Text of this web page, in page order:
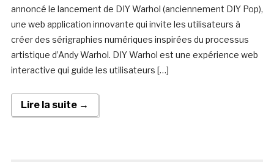
annoncé le lancement de DIY Warhol (anciennement DIY Pop),
une web application innovante qui invite les utilisateurs à
créer des sérigraphies numériques inspirées du processus
artistique d’Andy Warhol. DIY Warhol est une expérience web
interactive qui guide les utilisateurs […]
Lire la suite →